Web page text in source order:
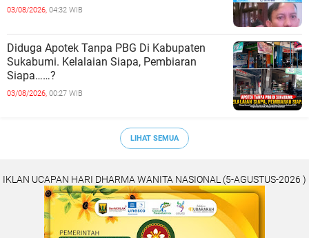
03/08/2026, 04:32 WIB
Diduga Apotek Tanpa PBG Di Kabupaten
Sukabumi. Kelalaian Siapa, Pembiaran
Siapa……?
03/08/2026, 00:27 WIB
LIHAT SEMUA
IKLAN UCAPAN HARI DHARMA WANITA NASIONAL (5-AGUSTUS-2026 )